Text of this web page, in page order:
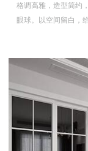
格调高雅，造型简约
眼球。以空间留白，